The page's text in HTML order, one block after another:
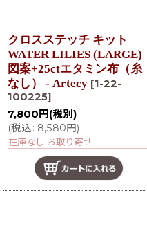
クロスステッチ キット
WATER LILIES (LARGE)
図案+25ctエタミン布（糸
なし） - Artecy [1-22-
100225]
7,800 円 (税別)
(税込: 8,580円)
在庫なし お取り寄せ